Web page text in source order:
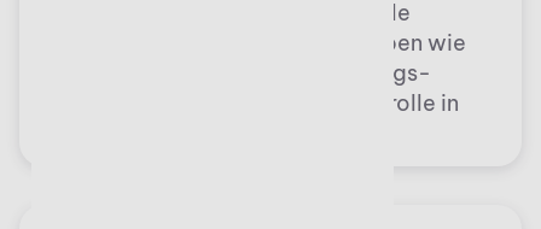
Vereinen Sie mit Stotax Kanzlei alle
wesentlichen Verwaltungs­aufgaben wie
Honorar­abrechnungen, die Auftrags­
erfassung oder die Leistungs­kontrolle in